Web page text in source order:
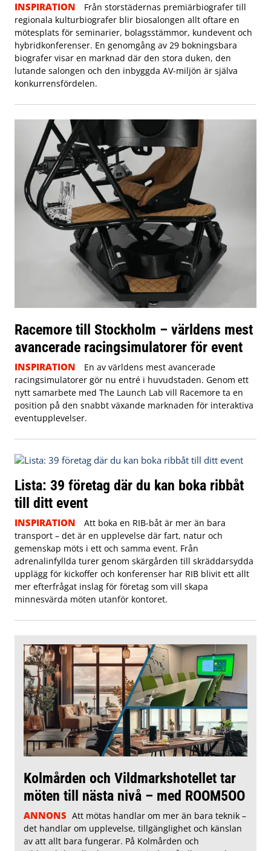
INSPIRATION
Från storstädernas premiärbiografer till
regionala kulturbiografer blir biosalongen allt oftare en
mötesplats för seminarier, bolagsstämmor, kundevent och
hybridkonferenser. En genomgång av 29 bokningsbara
biografer visar en marknad där den stora duken, den
lutande salongen och den inbyggda AV-miljön är själva
konkurrensfördelen.
Racemore till Stockholm – världens mest
avancerade racingsimulatorer för event
INSPIRATION
En av världens mest avancerade
racingsimulatorer gör nu entré i huvudstaden. Genom ett
nytt samarbete med The Launch Lab vill Racemore ta en
position på den snabbt växande marknaden för interaktiva
eventupplevelser.
Lista: 39 företag där du kan boka ribbåt
till ditt event
INSPIRATION
Att boka en RIB-båt är mer än bara
transport – det är en upplevelse där fart, natur och
gemenskap möts i ett och samma event. Från
adrenalinfyllda turer genom skärgården till skräddarsydda
upplägg för kickoffer och konferenser har RIB blivit ett allt
mer efterfrågat inslag för företag som vill skapa
minnesvärda möten utanför kontoret.
Kolmården och Vildmarkshotellet tar
möten till nästa nivå – med ROOM5OO
ANNONS Att mötas handlar om mer än bara teknik –
det handlar om upplevelse, tillgänglighet och känslan
av att allt bara fungerar. På Kolmården och